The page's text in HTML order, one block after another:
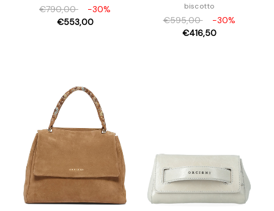
€790,00
-30%
€553,00
biscotto
€595,00
-30%
€416,50